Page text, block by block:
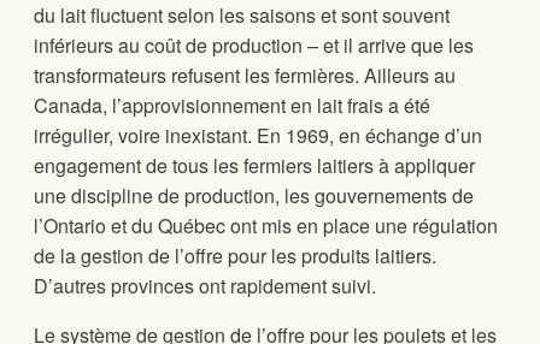
du lait fluctuent selon les saisons et sont souvent
inférieurs au coût de production – et il arrive que les
transformateurs refusent les fermières. Ailleurs au
Canada, l’approvisionnement en lait frais a été
irrégulier, voire inexistant. En 1969, en échange d’un
engagement de tous les fermiers laitiers à appliquer
une discipline de production, les gouvernements de
l’Ontario et du Québec ont mis en place une régulation
de la gestion de l’offre pour les produits laitiers.
D’autres provinces ont rapidement suivi.
Le système de gestion de l’offre pour les poulets et les